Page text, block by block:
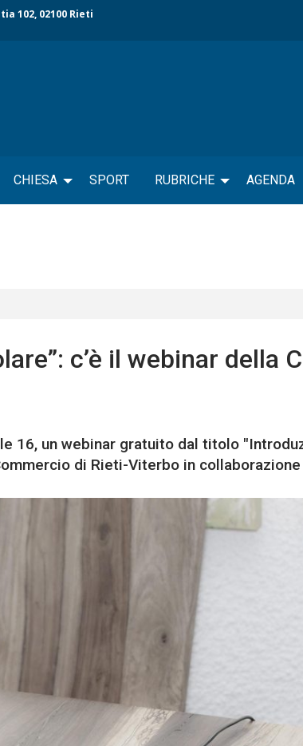
102, 02100 Rieti
CHIESA SPORT RUBRICHE AGENDA
c’è il webinar della
16, un webinar gratuito dal titolo
di Rieti-Viterbo in